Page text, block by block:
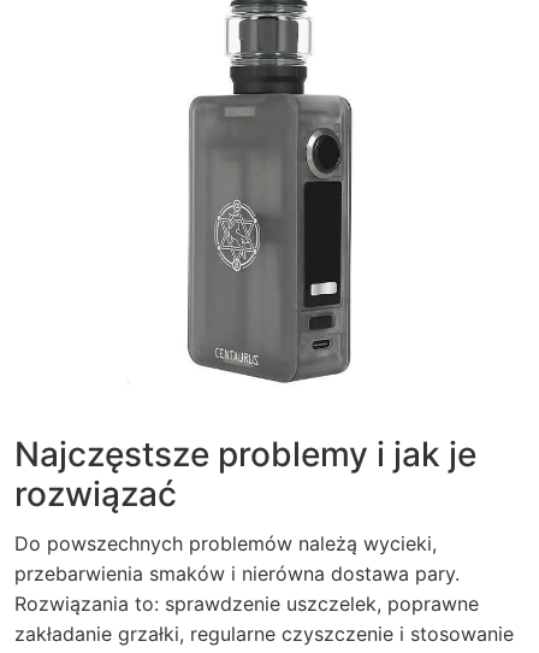
Najczęstsze problemy i jak je
rozwiązać
Do powszechnych problemów należą wycieki,
przebarwienia smaków i nierówna dostawa pary.
Rozwiązania to: sprawdzenie uszczelek, poprawne
zakładanie grzałki, regularne czyszczenie i stosowanie